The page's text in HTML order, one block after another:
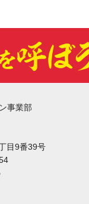
事業部
目9番39号